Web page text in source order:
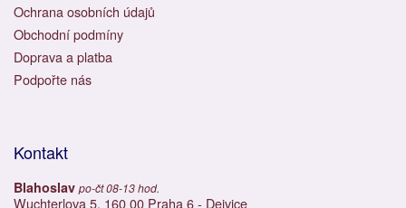
Ochrana osobních údajů
Obchodní podmíny
Doprava a platba
Podpořte nás
Kontakt
Blahoslav po-čt 08-13 hod.
Wuchterlova 5, 160 00 Praha 6 - Dejvice